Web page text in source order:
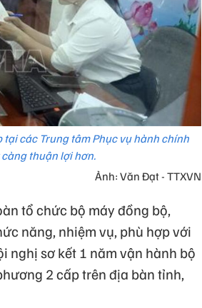
các Trung tâm Phục vụ hành chính
thuận lợi hơn.
Ảnh: Văn Đạt - TTXVN
tổ chức bộ máy đồng bộ,
năng, nhiệm vụ, phù hợp với
nghị sơ kết 1 năm vận hành bộ
2 cấp trên địa bàn tỉnh,